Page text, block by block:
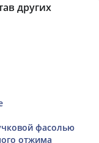
других
фасолью
отжима